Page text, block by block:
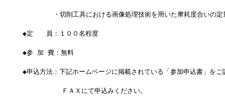
　・切削工具における画像処理技術を用いた摩耗度合いの定
◆定　　員：１００名程度
◆参 加 費：無料
◆申込方法：下記ホームページに掲載されている「参加申込書」をご
ＦＡＸにて申込みください。